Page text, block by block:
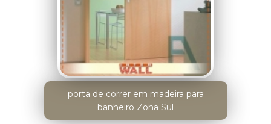
porta de correr em madeira para
banheiro Zona Sul